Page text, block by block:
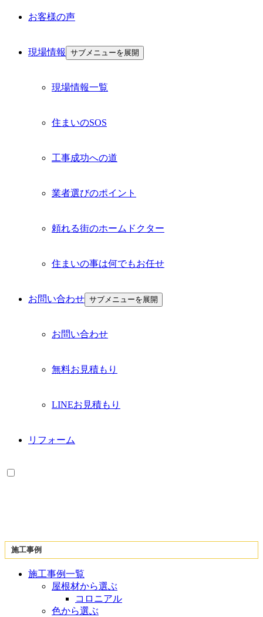
お客様の声
現場情報 サブメニューを展開
現場情報一覧
住まいのSOS
工事成功への道
業者選びのポイント
頼れる街のホームドクター
住まいの事は何でもお任せ
お問い合わせ サブメニューを展開
お問い合わせ
無料お見積もり
LINEお見積もり
リフォーム
施工事例
施工事例一覧
屋根材から選ぶ
コロニアル
色から選ぶ